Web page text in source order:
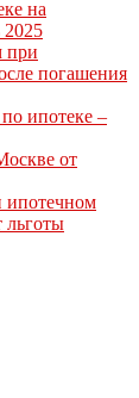
на
2025
при
погашения
ипотеке –
от
ипотечном
льготы